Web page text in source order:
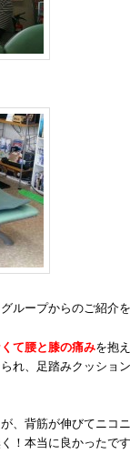
ループからのご紹介
て腰と膝の痛みを抱
れ、足踏みクッショ
、背筋が伸びてニコ
く！本当に良かった